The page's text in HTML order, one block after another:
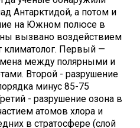
Антарктидой, а потом и
на Южном полюсе в
вызвано воздействием
климатолог. Первый —
между полярными и
Второй - разрушение
минус 85-75
- разрушение озона в
атомов хлора и
в стратосфере (слой